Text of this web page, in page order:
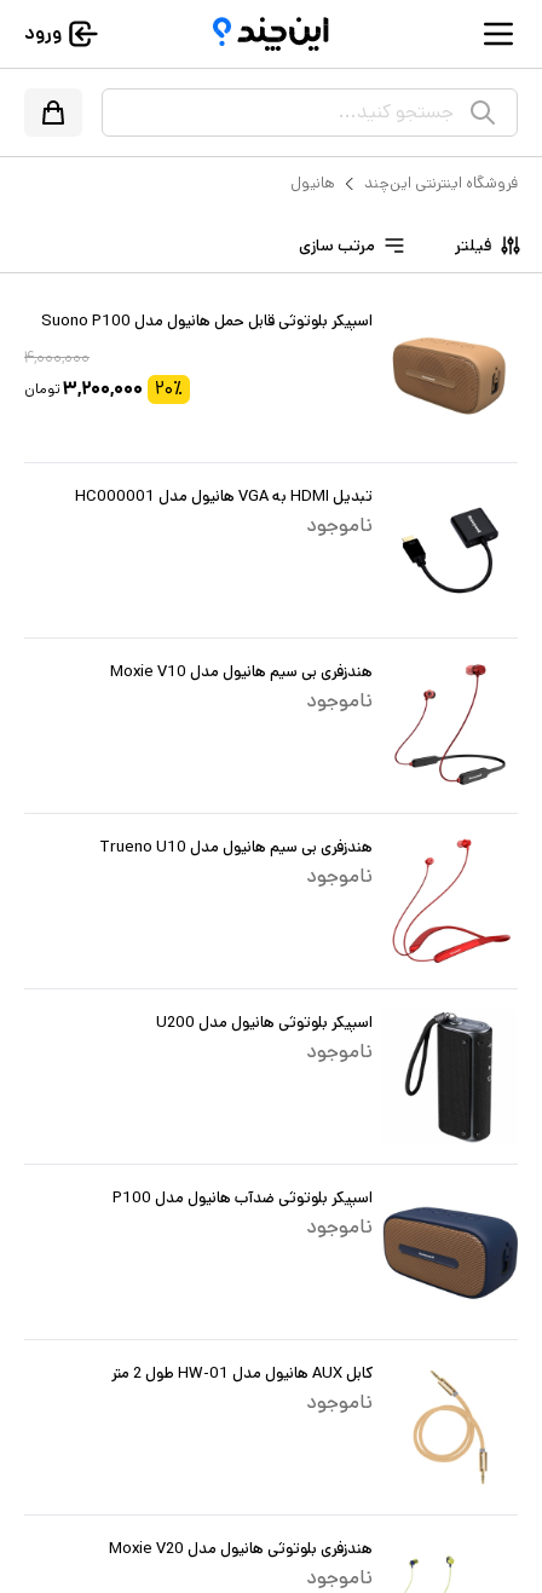
ورود
جستجو کنید...
فروشگاه اینترنتی این‌چند هانیول
فیلتر مرتب سازی
اسپیکر بلوتوثی قابل حمل هانیول مدل Suono P100
۴,۰۰۰,۰۰۰
۲۰٪ ۳,۲۰۰,۰۰۰تومان
تبدیل HDMI به VGA هانیول مدل HC000001
ناموجود
هندزفری بی سیم هانیول مدل Moxie V10
ناموجود
هندزفری بی سیم هانیول مدل Trueno U10
ناموجود
اسپیکر بلوتوثی هانیول مدل U200
ناموجود
اسپیکر بلوتوثی ضدآب هانیول مدل P100
ناموجود
کابل AUX هانیول مدل HW-01 طول 2 متر
ناموجود
هندزفری بلوتوثی هانیول مدل Moxie V20
ناموجود